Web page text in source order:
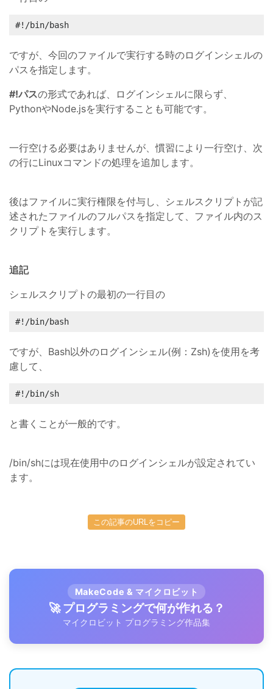
#!/bin/bash
ですが、今回のファイルで実行する時のログインシェルの
パスを指定します。
#!パスの形式であれば、ログインシェルに限らず、
PythonやNode.jsを実行することも可能です。
一行空ける必要はありませんが、慣習により一行空け、次
の行にLinuxコマンドの処理を追加します。
後はファイルに実行権限を付与し、シェルスクリプトが記
述されたファイルのフルパスを指定して、ファイル内のス
クリプトを実行します。
追記
シェルスクリプトの最初の一行目の
#!/bin/bash
ですが、Bash以外のログインシェル(例：Zsh)を使用を考
慮して、
#!/bin/sh
と書くことが一般的です。
/bin/shには現在使用中のログインシェルが設定されてい
ます。
この記事のURLをコピー
MakeCode & マイクロビット
🚀 プログラミングで何が作れる？
マイクロビット プログラミング作品集